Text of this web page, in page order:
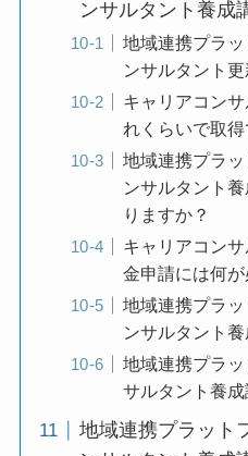
ンサルタント養成
地域連携プラ
ンサルタント
キャリアコン
れくらいで取
地域連携プラ
ンサルタント
りますか？
キャリアコン
金申請には何
地域連携プラ
ンサルタント
地域連携プラ
サルタント養
地域連携プラット